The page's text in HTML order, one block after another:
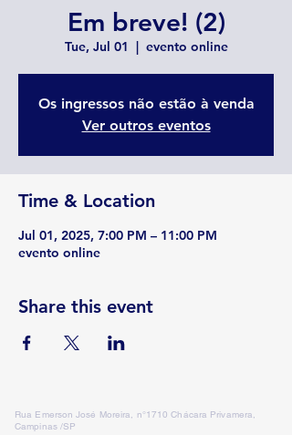
Em breve! (2)
Tue, Jul 01
  |
evento online
Os ingressos não estão à venda
Ver outros eventos
Time & Location
Jul 01, 2025, 7:00 PM – 11:00 PM
evento online
Share this event
Rua Emerson José Moreira, n°1710 Chácara Privamera,
Campinas /SP